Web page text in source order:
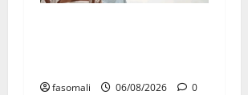
fasomali 06/08/2026 0